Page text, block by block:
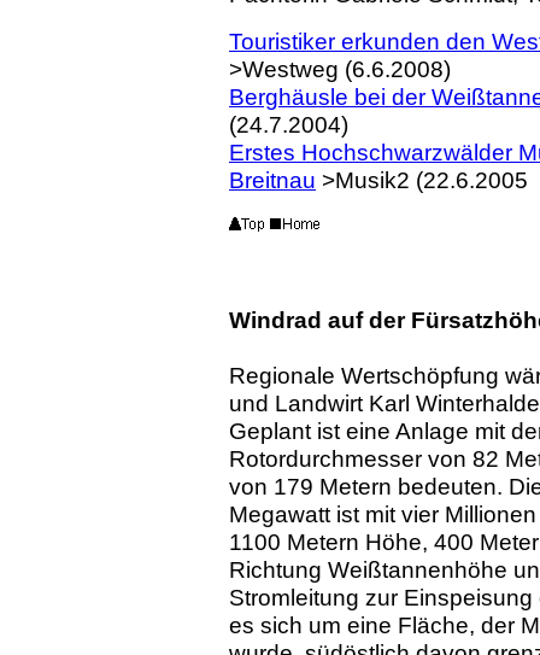
Touristiker erkunden den
>Westweg (6.6.2008)
Berghäusle bei der
(24.7.2004)
Erstes Hochschwarzwälder
Breitnau >Musik2 (22.6.2005
Windrad auf der
Regionale Wertschöpfung
und Landwirt Karl
Geplant ist eine Anlage mit
Rotordurchmesser von 82
von 179 Metern bedeuten.
Megawatt ist mit vier
1100 Metern Höhe, 400
Richtung Weißtannenhöhe
Stromleitung zur
es sich um eine Fläche, der